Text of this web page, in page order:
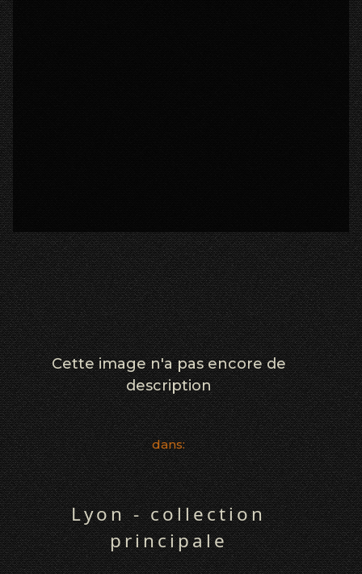
Cette image n'a pas encore de
description
dans:
Lyon - collection
principale